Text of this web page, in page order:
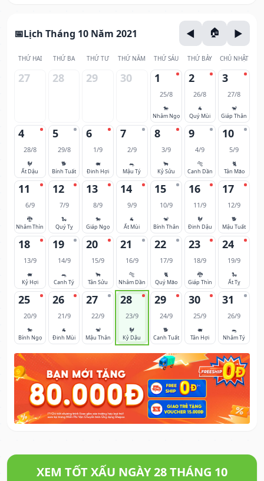
Lịch Tháng 10 Năm 2021
THỨ HAI THỨ BA THỨ TƯ THỨ NĂM THỨ SÁU THỨ BẢY CHỦ NHẬT
27 28 29 30 1
25/8
🐎
Nhâm Ngọ
2
26/8
🐐
Quý Mùi
3
27/8
🐒
Giáp Thân
4
28/8
🐓
Ất Dậu
5
29/8
🐕
Bính Tuất
6
1/9
🐖
Đinh Hợi
7
2/9
🐀
Mậu Tý
8
3/9
🐂
Kỷ Sửu
9
4/9
🐅
Canh Dần
10
5/9
🐈
Tân Mão
11
6/9
🐉
Nhâm Thìn
12
7/9
🐍
Quý Tỵ
13
8/9
🐎
Giáp Ngọ
14
9/9
🐐
Ất Mùi
15
10/9
🐒
Bính Thân
16
11/9
🐓
Đinh Dậu
17
12/9
🐕
Mậu Tuất
18
13/9
🐖
Kỷ Hợi
19
14/9
🐀
Canh Tý
20
15/9
🐂
Tân Sửu
21
16/9
🐅
Nhâm Dần
22
17/9
🐈
Quý Mão
23
18/9
🐉
Giáp Thìn
24
19/9
🐍
Ất Tỵ
25
20/9
🐎
Bính Ngọ
26
21/9
🐐
Đinh Mùi
27
22/9
🐒
Mậu Thân
28
23/9
🐓
Kỷ Dậu
29
24/9
🐕
Canh Tuất
30
25/9
🐖
Tân Hợi
31
26/9
🐀
Nhâm Tý
XEM TỐT XẤU NGÀY 28 THÁNG 10